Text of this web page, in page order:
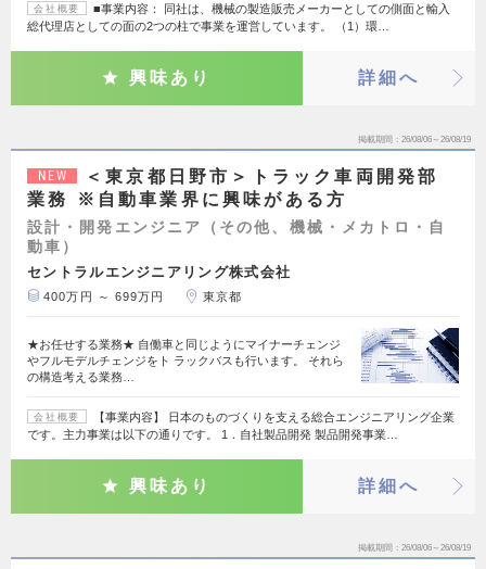
会社概要
■事業内容： 同社は、機械の製造販売メーカーとしての側面と輸入
総代理店としての面の2つの柱で事業を運営しています。 （1）環…
興味あり 詳細へ
掲載期間 26/08/06～26/08/19
NEW
＜東京都日野市＞トラック車両開発部
業務 ※自動車業界に興味がある方
設計・開発エンジニア（その他、機械・メカトロ・自
動車）
セントラルエンジニアリング株式会社
400万円 ～ 699万円 東京都
★お任せする業務★ 自働車と同じようにマイナーチェンジ
やフルモデルチェンジをト ラックバスも行います。 それら
の構造考える業務…
会社概要
【事業内容】 日本のものづくりを支える総合エンジニアリング企業
です。主力事業は以下の通りです。 1．自社製品開発 製品開発事業…
興味あり 詳細へ
掲載期間 26/08/06～26/08/19